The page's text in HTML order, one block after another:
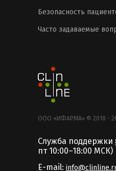
Безопасность
Часто задаваемые
ООО «ИФАРМА» © 2018 -
Служба поддержки
пт 10:00–18:00 MCК)
E-mail: